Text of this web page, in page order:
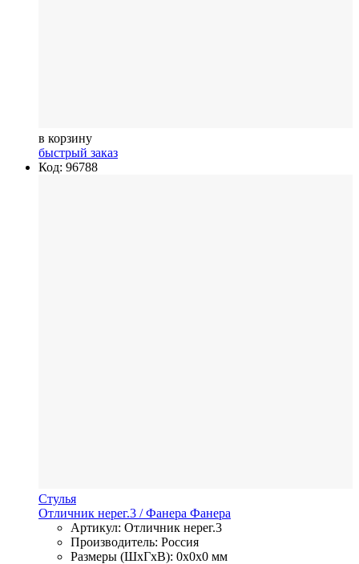
в корзину
быстрый заказ
Код: 96788
Стулья
Отличник нерег.3 / Фанера Фанера
Артикул: Отличник нерег.3
Производитель: Россия
Размеры (ШхГхВ): 0x0x0 мм